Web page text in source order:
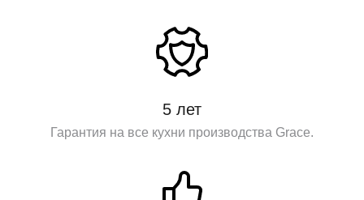
5 лет
Гарантия на все кухни производства Grace.